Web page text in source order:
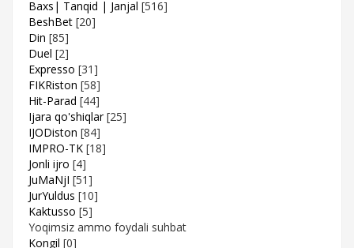
Baxs| Tanqid | Janjal [516]
BeshBet [20]
Din [85]
Duel [2]
Expresso [31]
FIKRiston [58]
Hit-Parad [44]
Ijara qo'shiqlar [25]
IJODiston [84]
IMPRO-TK [18]
Jonli ijro [4]
JuMaNjI [51]
JurYuldus [10]
Kaktusso [5]
Yoqimsiz ammo foydali suhbat
Kongil [0]